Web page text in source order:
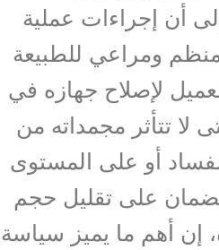
أن إجراءات عملية
ومراعي للطبيعة
لإصلاح جهازه في
تتأثر مجمداته من
أو على المستوى
على تقليل حجم
إن أهم ما يميز سياسة